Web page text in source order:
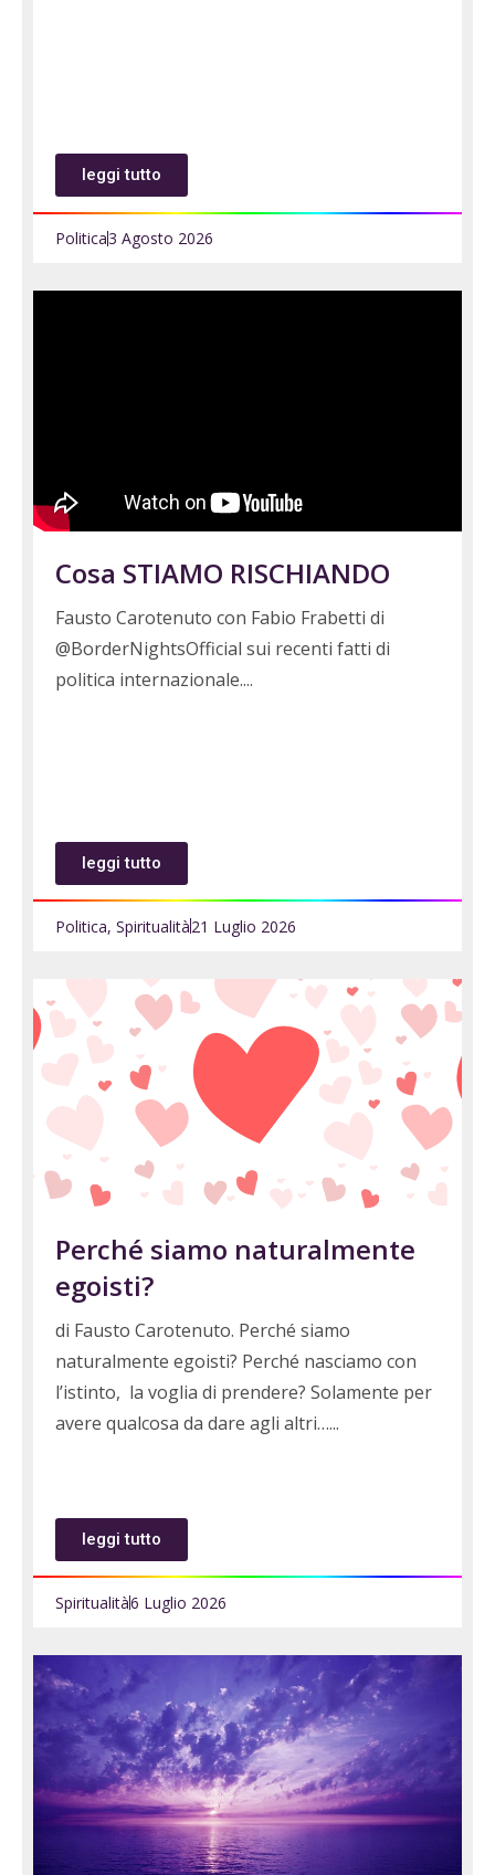
leggi tutto
Politica3 Agosto 2026
Cosa STIAMO RISCHIANDO
Fausto Carotenuto con Fabio Frabetti di
@BorderNightsOfficial sui recenti fatti di
politica internazionale.
leggi tutto
Politica, Spiritualità21 Luglio 2026
Perché siamo naturalmente
egoisti?
di Fausto Carotenuto. Perché siamo
naturalmente egoisti? Perché nasciamo con
l’istinto, la voglia di prendere? Solamente per
avere qualcosa da dare agli altri…
leggi tutto
Spiritualità6 Luglio 2026